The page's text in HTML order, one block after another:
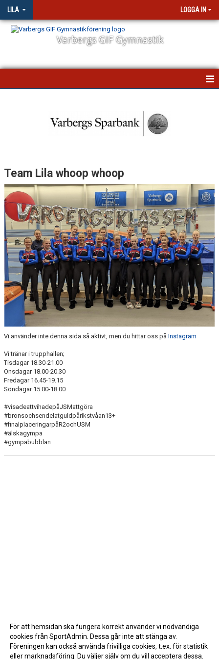
LILA LOGGA IN
Varbergs GIF Gymnastik
TÄVLINGAR (AKTUELLA)
TÄVLINGAR (GENOMFÖRDA)
Team Lila whoop whoop
Vi använder inte denna sida så aktivt, men du hittar oss på Instagram
Vi tränar i trupphallen;
Tisdagar 18.30-21.00
Onsdagar 18.00-20.30
Fredagar 16.45-19.15
Söndagar 15.00-18.00
#visadeattvihadepåJSMattgöra
#bronsochsendelatguldpårikstvåan13+
#finalplaceringarpåR2ochUSM
#älskagympa
#gympabubblan
För att hemsidan ska fungera korrekt använder vi nödvändiga
cookies från SportAdmin. Dessa går inte att stänga av.
Föreningen kan också använda frivilliga cookies, t.ex. för statistik
eller marknadsföring. Du väljer själv om du vill acceptera dessa.